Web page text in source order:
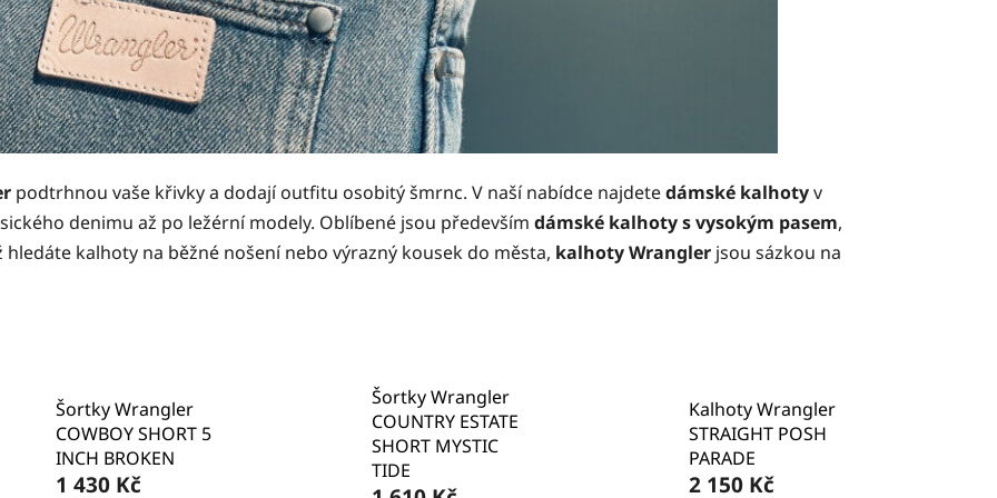
podtrhnou vaše křivky a dodají outfitu osobitý šmrnc. V naší nabídce najdetedámské kalhotyv
denimu až po ležérní modely. Oblíbené jsou především dámské kalhoty s vysokým pasem,
kalhoty na běžné nošení nebo výrazný kousek do města, kalhoty Wrangler jsou sázkou na
Šortky Wrangler
COWBOY SHORT 5
INCH BROKEN
1 430 Kč
Šortky Wrangler
COUNTRY ESTATE
SHORT MYSTIC
TIDE
Kalhoty Wrangler
STRAIGHT POSH
PARADE
2 150 Kč